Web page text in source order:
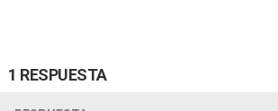
1 RESPUESTA